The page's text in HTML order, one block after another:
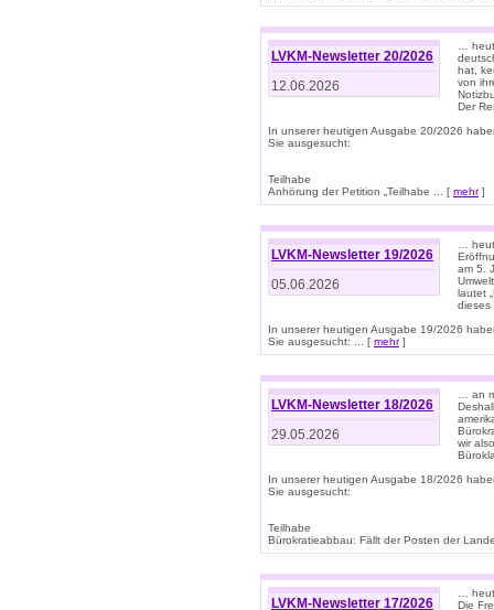
LVKM-Newsletter 20/2026
12.06.2026
…
hat,
von
Der
In unserer heutigen Ausgabe 20/2026
Sie ausgesucht:
Teilhabe
Anhörung der Petition „Teilhabe ... [ mehr]
LVKM-Newsletter 19/2026
05.06.2026
…
am 5.
lautet
dieses
In unserer heutigen Ausgabe 19/2026
Sie ausgesucht: ... [ mehr]
LVKM-Newsletter 18/2026
29.05.2026
… an
wir
In unserer heutigen Ausgabe 18/2026
Sie ausgesucht:
Teilhabe
Bürokratieabbau: Fällt der Posten der
LVKM-Newsletter 17/2026
…
Die